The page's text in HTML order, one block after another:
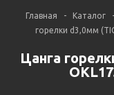
Главная - Каталог -
горелки d3,0мм
Цанга